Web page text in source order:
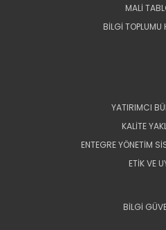
MALİ
BİLGİ TOPLUMU
YATIRIMCI
KALİTE
ENTEGRE YÖNETİM
ETİK VE
BİLGİ